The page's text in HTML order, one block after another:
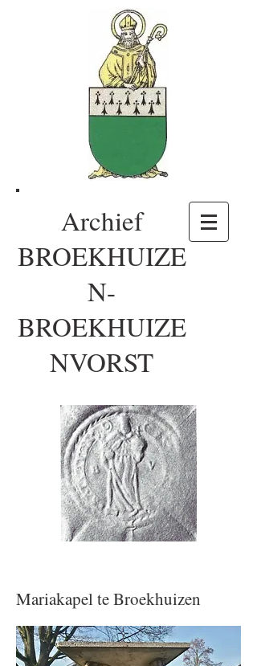
Archief
BROEKHUIZE
N-
BROEKHUIZE
NVORST
Mariakapel te Broekhuizen